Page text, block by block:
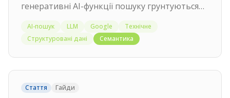
генеративні AI-функції пошуку грунтуються
AI-пошук LLM Google
Технічне
Структуровані дані
Семантика
Стаття Гайди